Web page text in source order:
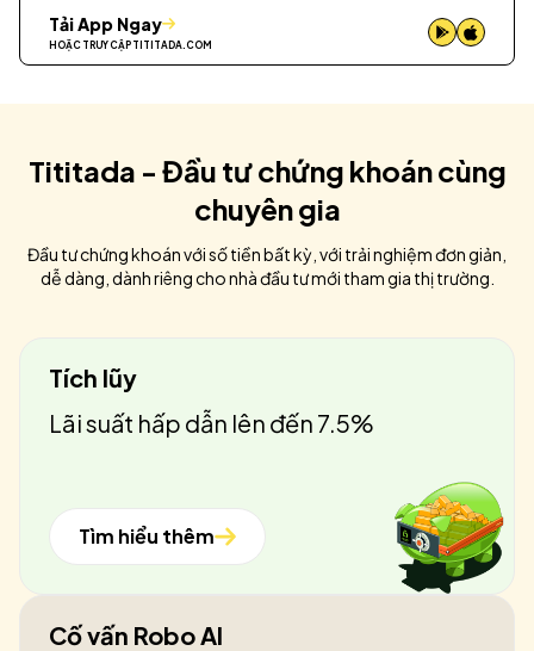
Tải App Ngay
HOẶC TRUY CẬP TITITADA.COM
Tititada - Đầu tư chứng khoán cùng
chuyên gia
Đầu tư chứng khoán với số tiền bất kỳ, với trải nghiệm đơn giản,
dễ dàng, dành riêng cho nhà đầu tư mới tham gia thị trường.
Tích lũy
Lãi suất hấp dẫn lên đến 7.5%
Tìm hiểu thêm
Cố vấn Robo AI